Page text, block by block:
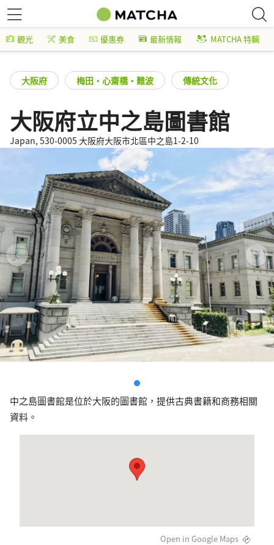
觀光 美食 優惠券 最新情報 MATCHA 特輯
大阪府 梅田・心齋橋・難波 傳統文化
大阪府立中之島圖書館
Japan, 530-0005 大阪府大阪市北區中之島1-2-10
中之島圖書館是位於大阪的圖書館，提供古典書籍和商務相關
資料。
Open in Google Maps